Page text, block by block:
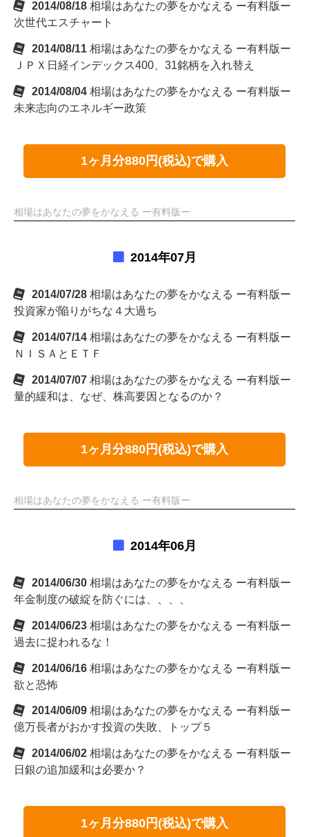
2014/08/18 相場はあなたの夢をかなえる ー有料版ー
次世代エスチャート
2014/08/11 相場はあなたの夢をかなえる ー有料版ー
ＪＰＸ日経インデックス400、31銘柄を入れ替え
2014/08/04 相場はあなたの夢をかなえる ー有料版ー
未来志向のエネルギー政策
1ヶ月分880円(税込)で購入
相場はあなたの夢をかなえる ー有料版ー
2014年07月
2014/07/28 相場はあなたの夢をかなえる ー有料版ー
投資家が陥りがちな４大過ち
2014/07/14 相場はあなたの夢をかなえる ー有料版ー
ＮＩＳＡとＥＴＦ
2014/07/07 相場はあなたの夢をかなえる ー有料版ー
量的緩和は、なぜ、株高要因となるのか？
1ヶ月分880円(税込)で購入
相場はあなたの夢をかなえる ー有料版ー
2014年06月
2014/06/30 相場はあなたの夢をかなえる ー有料版ー
年金制度の破綻を防ぐには、、、、
2014/06/23 相場はあなたの夢をかなえる ー有料版ー
過去に捉われるな！
2014/06/16 相場はあなたの夢をかなえる ー有料版ー
欲と恐怖
2014/06/09 相場はあなたの夢をかなえる ー有料版ー
億万長者がおかす投資の失敗、トップ５
2014/06/02 相場はあなたの夢をかなえる ー有料版ー
日銀の追加緩和は必要か？
1ヶ月分880円(税込)で購入